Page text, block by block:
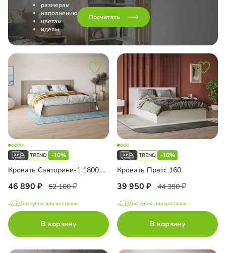
размерам
наполнению
цветам
идеям
Посчитать
-10%
Кровать Санторини-1 1800 Лайф
46 890 52 100
Доступно для доставки
В корзину
-10%
Кровать Пратс 160
39 950 44 390
Доступно для доставки
В корзину